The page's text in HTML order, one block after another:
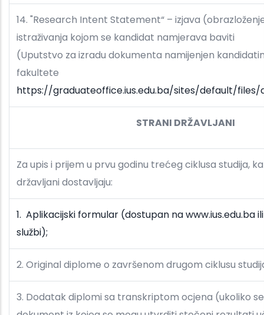
14. "Research Intent Statement“ – izjava
istraživanja kojom se kandidat namjerava baviti
(Uputstvo za izradu dokumenta namijenjen
fakultete
https://graduateoffice.ius.edu.ba/sites/default/
STRANI DRŽAVLJANI
Za upis i prijem u prvu godinu trećeg ciklusa studija,
državljani dostavljaju:
1. Aplikacijski formular (dostupan na www.ius.edu.ba
službi);
2. Original diplome o završenom drugom ciklusu
3. Dodatak diplomi sa transkriptom ocjena (ukoliko